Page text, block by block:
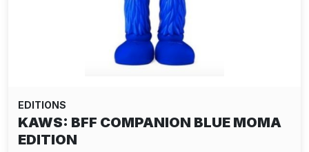
EDITIONS
KAWS: BFF COMPANION BLUE MOMA
EDITION